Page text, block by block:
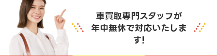
車買取専門スタッフが
年中無休で対応いたしま
す!